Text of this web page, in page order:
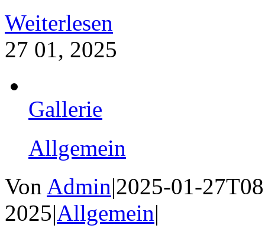
Weiterlesen
27 01, 2025
Gallerie
Allgemein
Von Admin|2025-01-
2025|Allgemein|